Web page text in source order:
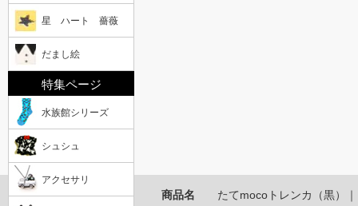
星 ハート 薔薇
だまし絵
特集ページ
水族館シリーズ
シュシュ
アクセサリ
商品名 たてmocoトレンカ（黒）